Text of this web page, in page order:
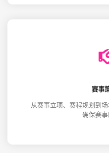
赛事
从赛事立项、赛程规划到
确保赛事